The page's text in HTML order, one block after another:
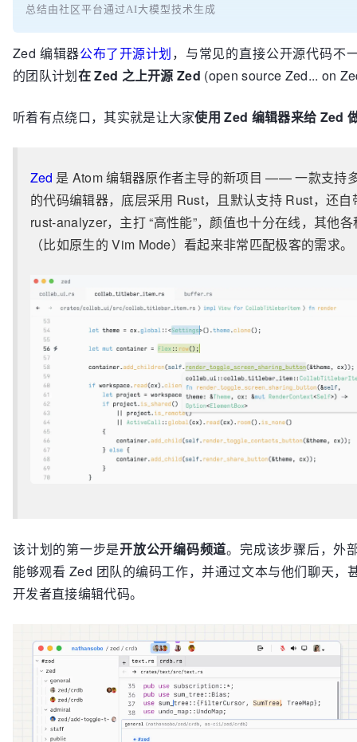
总结由社区平台通过AI大模型技术生成
Zed 编辑器公布了开源计划，与常见的直接公开源代码不
的团队计划在 Zed 之上开源 Zed (open source Zed... on
听着有点绕口，其实就是让大家使用 Zed 编辑器来给 Zed
Zed 是 Atom 编辑器原作者主导的新项目 —— 一款支持
的代码编辑器，底层采用 Rust，且默认支持 Rust，还自
rust-analyzer，主打 “高性能”，颜值也十分在线，其他
（比如原生的 Vim Mode）看起来非常匹配极客的需求。
该计划的第一步是开放公开编码频道。完成该步骤后，外
能够观看 Zed 团队的编码工作，并通过文本与他们聊天，
开发者直接编辑代码。